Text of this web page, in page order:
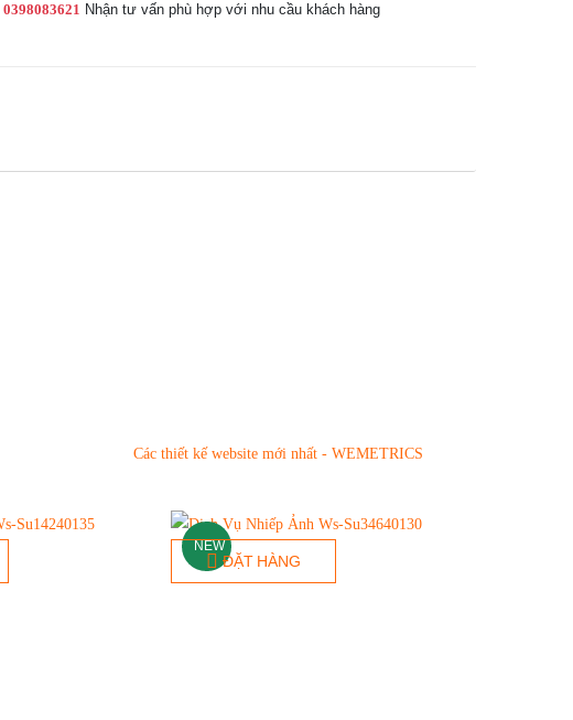
0398083621 Nhận tư vấn phù hợp với nhu cầu khách hàng
NEW
ĐẶT HÀNG